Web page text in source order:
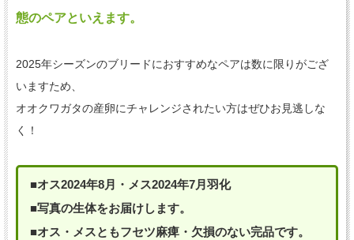
態のペアといえます。
2025年シーズンのブリードにおすすめなペアは数に限りがござ
いますため、
オオクワガタの産卵にチャレンジされたい方はぜひお見逃しな
く！
■オス2024年8月・メス2024年7月羽化
■写真の生体をお届けします。
■オス・メスともフセツ麻痺・欠損のない完品です。